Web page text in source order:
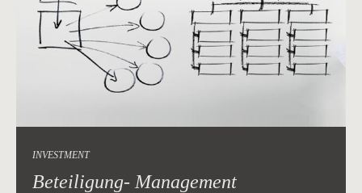
INVESTMENT
Beteiligung- Management